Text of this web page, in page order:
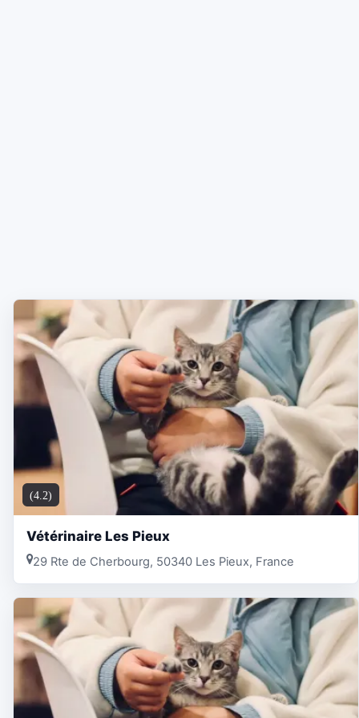
(4.2)
Vétérinaire Les Pieux
29 Rte de Cherbourg, 50340 Les Pieux, France